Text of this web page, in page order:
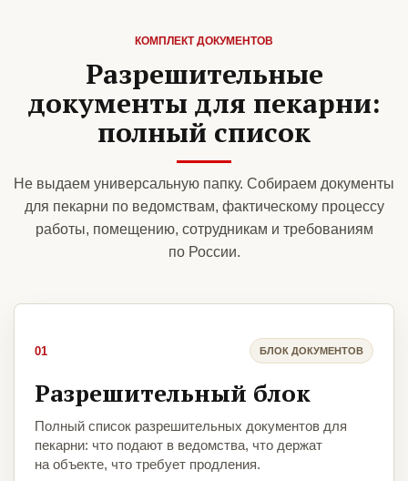
КОМПЛЕКТ ДОКУМЕНТОВ
Разрешительные
документы для пекарни:
полный список
Не выдаем универсальную папку. Собираем документы
для пекарни по ведомствам, фактическому процессу
работы, помещению, сотрудникам и требованиям
по России.
01 БЛОК ДОКУМЕНТОВ
Разрешительный блок
Полный список разрешительных документов для
пекарни: что подают в ведомства, что держат
на объекте, что требует продления.